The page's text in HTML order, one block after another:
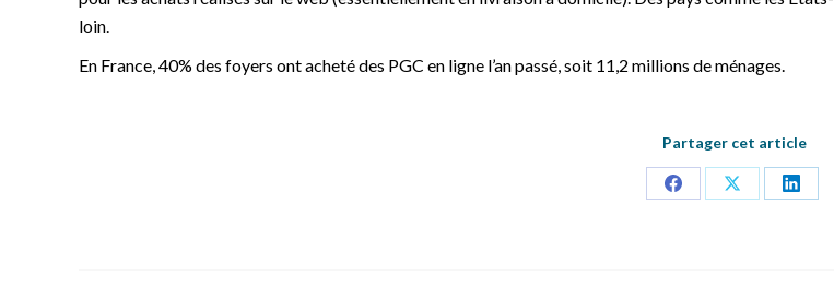
loin.
En France, 40% des foyers ont acheté des PGC en ligne l’an passé, soit 11,2 millions de ménages.
Partager cet article
PartagerPartager